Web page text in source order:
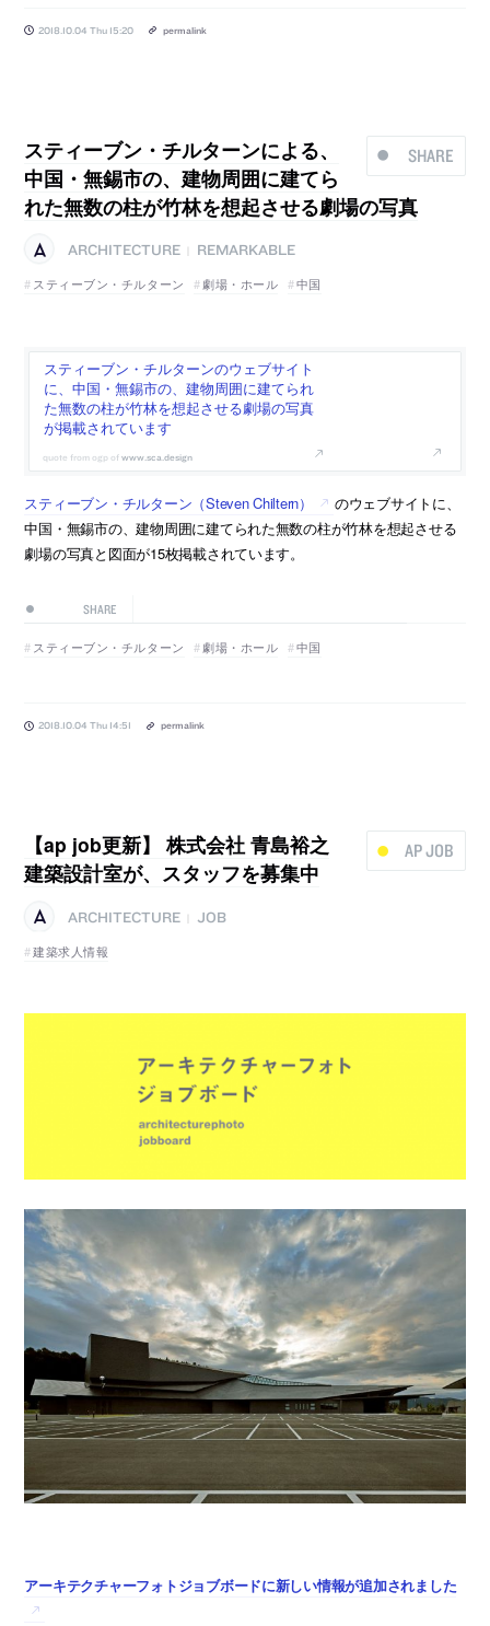
2018.10.04 Thu 15:20 permalink
SHARE
スティーブン・チルターンによる、
中国・無錫市の、建物周囲に建てら
れた無数の柱が竹林を想起させる劇場の写真
ARCHITECTURE
REMARKABLE
スティーブン・チルターン
劇場・ホール 中国
スティーブン・チルターンのウェブサイト
に、中国・無錫市の、建物周囲に建てられ
た無数の柱が竹林を想起させる劇場の写真
が掲載されています
www.sca.design
スティーブン・チルターン（Steven Chiltern）
のウェブサイトに、
中国・無錫市の、建物周囲に建てられた無数の柱が竹林を想起させる
劇場の写真と図面が15枚掲載されています。
SHARE
スティーブン・チルターン 劇場・ホール 中国
2018.10.04 Thu 14:51 permalink
AP JOB
【ap job更新】 株式会社 青島裕之
建築設計室が、スタッフを募集中
ARCHITECTURE
JOB
建築求人情報
アーキテクチャーフォトジョブボードに新しい情報が追加されました